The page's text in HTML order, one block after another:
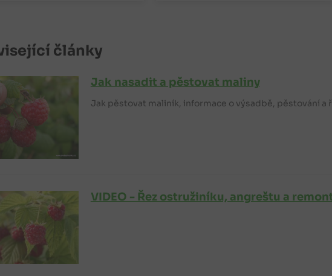
články
Jak nasadit a pěstovat maliny
Jak pěstovat maliník, informace o výsadbě, pěstování a
VIDEO - Řez ostružiníku, angreštu a